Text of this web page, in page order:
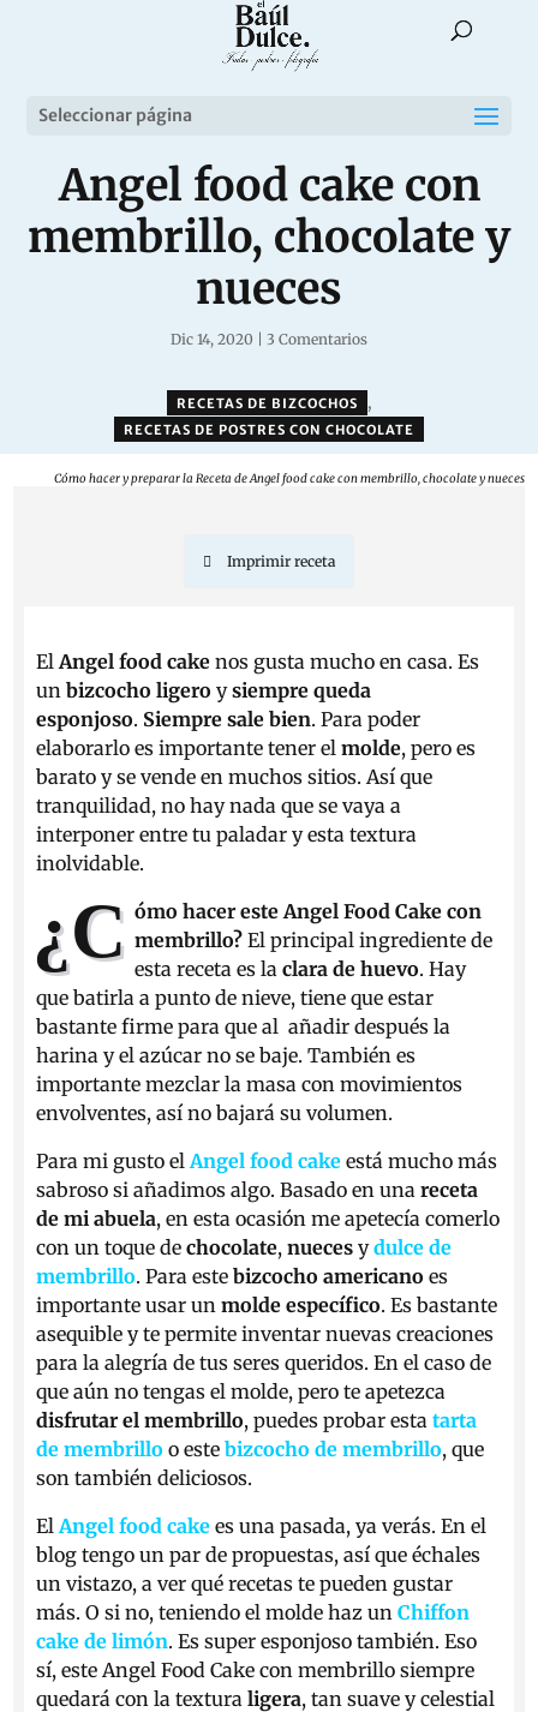
Seleccionar página
Angel food cake con
membrillo, chocolate y
nueces
Dic 14, 2020 3 Comentarios
RECETAS DE BIZCOCHOS ,
RECETAS DE POSTRES CON CHOCOLATE
Cómo hacer y preparar la Receta de Angel food cake con membrillo, chocolate y nueces
Imprimir receta
ElAngel food cake nos gusta mucho en casa. Es
unbizcocho ligero ysiempre queda
esponjoso. Siempre sale bien. Para poder
elaborarlo es importante tener elmolde, pero es
barato y se vende en muchos sitios. Así que
tranquilidad, no hay nada que se vaya a
interponer entre tu paladar y esta textura
inolvidable.
¿C ómo hacer este Angel Food Cake con
membrillo? El principal ingrediente de
esta receta es la clara de huevo. Hay
que batirla a punto de nieve, tiene que estar
bastante firme para que al añadir después la
harina y el azúcar no se baje. También es
importante mezclar la masa con movimientos
envolventes, así no bajará su volumen.
Para mi gusto elAngel food cake está mucho más
sabroso si añadimos algo. Basado en unareceta
de mi abuela, en esta ocasión me apetecía comerlo
con un toque dechocolate,nueces ydulce de
membrillo. Para estebizcocho americano es
importante usar unmolde específico. Es bastante
asequible y te permite inventar nuevas creaciones
para la alegría de tus seres queridos. En el caso de
que aún no tengas el molde, pero te apetezca
disfrutar el membrillo, puedes probar estatarta
de membrillo o este bizcocho de membrillo, que
son también deliciosos.
ElAngel food cake es una pasada, ya verás. En el
blog tengo un par de propuestas, así que échales
un vistazo, a ver qué recetas te pueden gustar
más. O si no, teniendo el molde haz unChiffon
cake de limón. Es super esponjoso también. Eso
sí, este Angel Food Cake con membrillo siempre
quedará con la texturaligera, tan suave y celestial